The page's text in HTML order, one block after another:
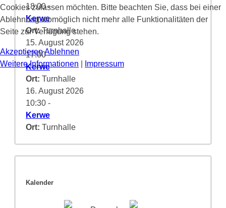
18:00-
Kerwe
Ort:Turnhalle
15. August 2026
17:00-
Kerwe
Ort: Turnhalle
16. August 2026
10:30 -
Kerwe
Ort: Turnhalle
Kalender
Cookies zulassen möchten. Bitte beachten Sie, dass bei einer
Ablehnung womöglich nicht mehr alle Funktionalitäten der
Seite zur Verfügung stehen.
AkzeptierenAblehnen
Weitere Informationen
Impressum